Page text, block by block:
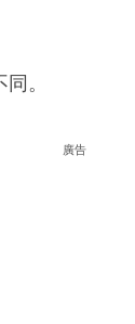
。
廣告